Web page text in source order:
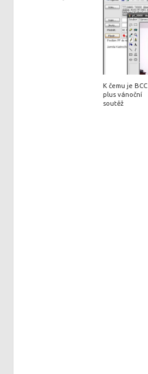
K čemu je BCC
plus vánoční
soutěž